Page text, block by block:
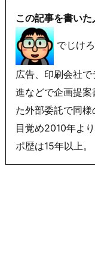
この記事を書いた
でじけ
広告、印刷会社
進などで企画提案
た外部委託で同
目覚め2010年よ
ポ歴は15年以上。